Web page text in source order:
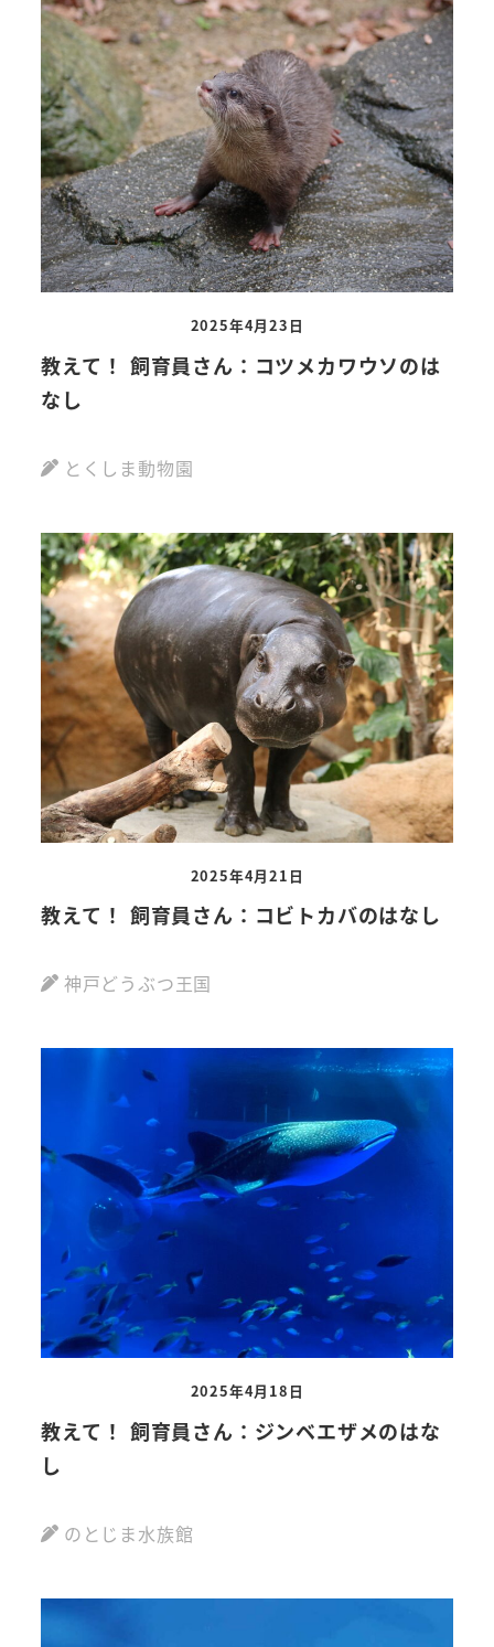
2025年4月23日
教えて！ 飼育員さん：コツメカワウソのは
なし
とくしま動物園
2025年4月21日
教えて！ 飼育員さん：コビトカバのはなし
神戸どうぶつ王国
2025年4月18日
教えて！ 飼育員さん：ジンベエザメのはな
し
のとじま水族館